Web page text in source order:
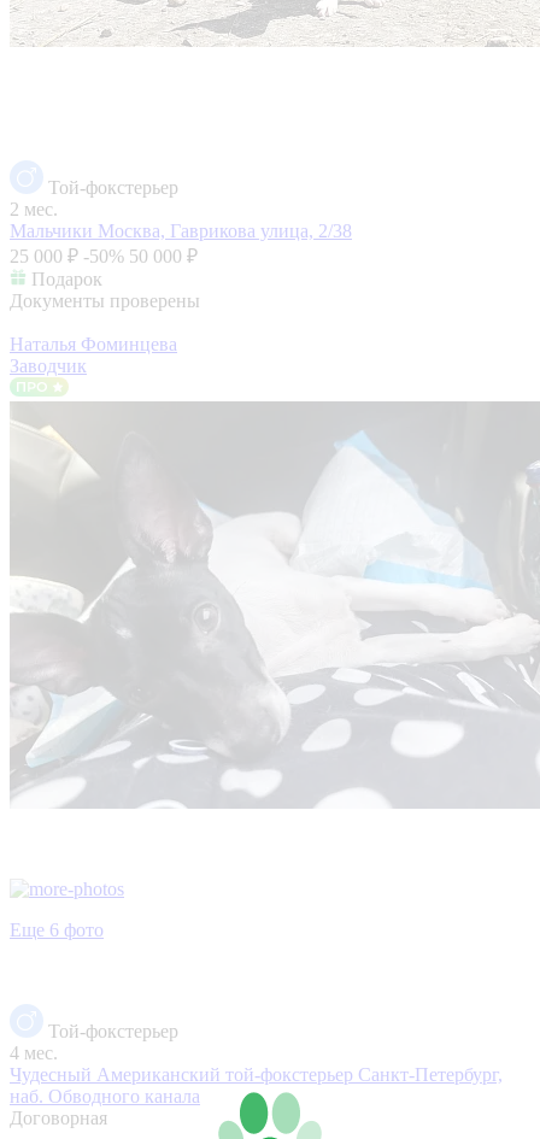
Той-фокстерьер
2 мес.
Мальчики Москва, Гаврикова улица, 2/38
25 000 ₽ -50% 50 000 ₽
Подарок
Документы проверены
Наталья Фоминцева
Заводчик
Еще 6 фото
Той-фокстерьер
4 мес.
Чудесный Американский той-фокстерьер Санкт-Петербург,
наб. Обводного канала
Договорная